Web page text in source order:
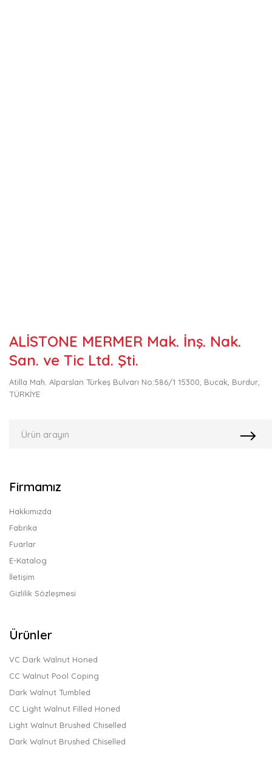
ALİSTONE MERMER Mak. İnş. Nak.
San. ve Tic Ltd. Şti.
Atilla Mah. Alparslan Türkeş Bulvarı No:586/1 15300, Bucak, Burdur,
TÜRKİYE
Firmamız
Hakkımızda
Fabrika
Fuarlar
E-Katalog
İletişim
Gizlilik Sözleşmesi
Ürünler
VC Dark Walnut Honed
CC Walnut Pool Coping
Dark Walnut Tumbled
CC Light Walnut Filled Honed
Light Walnut Brushed Chiselled
Dark Walnut Brushed Chiselled